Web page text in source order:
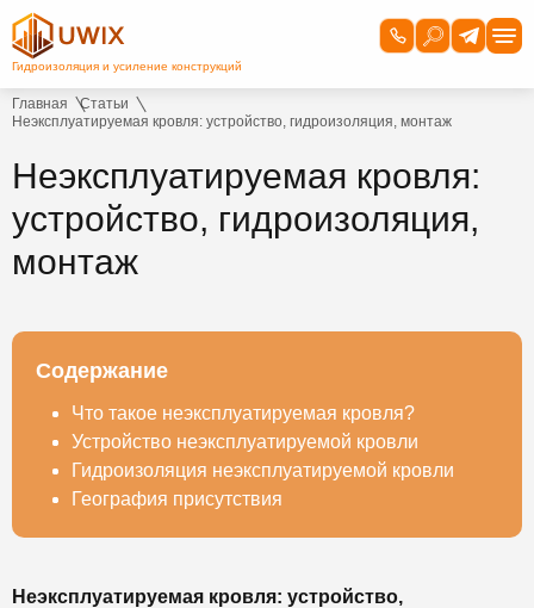
Главная
Статьи
Неэксплуатируемая кровля: устройство, гидроизоляция, монтаж
Неэксплуатируемая кровля:
устройство, гидроизоляция,
монтаж
Содержание
Что такое неэксплуатируемая кровля?
Устройство неэксплуатируемой кровли
Гидроизоляция неэксплуатируемой кровли
География присутствия
Неэксплуатируемая кровля: устройство,